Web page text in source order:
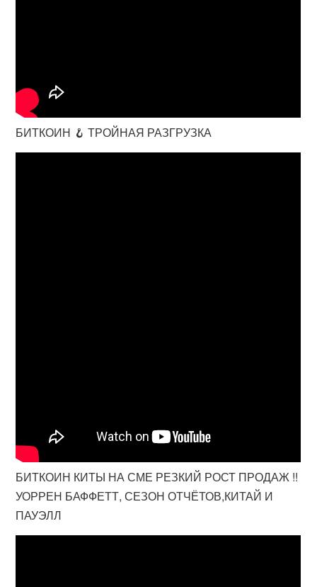
БИТКОИН 🪝 ТРОЙНАЯ РАЗГРУЗКА
БИТКОИН КИТЫ НА СМЕ РЕЗКИЙ РОСТ ПРОДАЖ !!
УОРРЕН БАФФЕТТ, СЕЗОН ОТЧЁТОВ,КИТАЙ И
ПАУЭЛЛ